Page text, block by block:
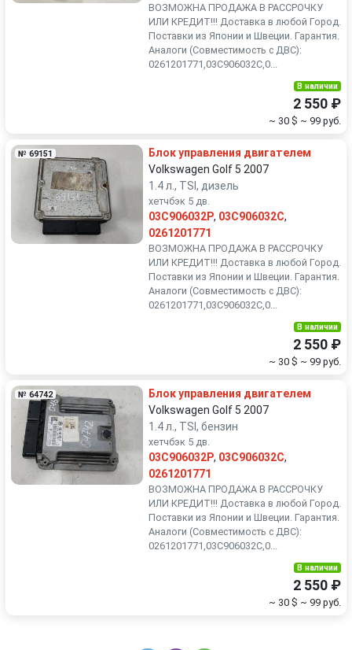
ВОЗМОЖНА ПРОДАЖА В РАССРОЧКУ
ИЛИ КРЕДИТ!!! Доставка в любой Город.
Поставки из Японии и Швеции. Гарантия.
Аналоги (Совместимость с ДВС):
0261201771,03C906032C,0...
В наличии
2 550 ₽
~ 30 $ ~ 99 руб.
№ 69151
Блок управления двигателем
Volkswagen Golf 5 2007
1.4 л., TSI, дизель
хетчбэк 5 дв.
03C906032P, 03C906032C,
0261201771
ВОЗМОЖНА ПРОДАЖА В РАССРОЧКУ
ИЛИ КРЕДИТ!!! Доставка в любой Город.
Поставки из Японии и Швеции. Гарантия.
Аналоги (Совместимость с ДВС):
0261201771,03C906032C,0...
В наличии
2 550 ₽
~ 30 $ ~ 99 руб.
№ 64742
Блок управления двигателем
Volkswagen Golf 5 2007
1.4 л., TSI, бензин
хетчбэк 5 дв.
03C906032P, 03C906032C,
0261201771
ВОЗМОЖНА ПРОДАЖА В РАССРОЧКУ
ИЛИ КРЕДИТ!!! Доставка в любой Город.
Поставки из Японии и Швеции. Гарантия.
Аналоги (Совместимость с ДВС):
0261201771,03C906032C,0...
В наличии
2 550 ₽
~ 30 $ ~ 99 руб.